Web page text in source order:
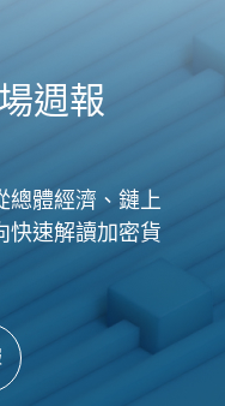
週報
總體經濟、鏈上
快速解讀加密貨